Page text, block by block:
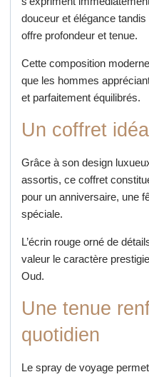
douceur et élégance
offre profondeur et tenue.
Cette composition
que les hommes
et parfaitement équilibrés.
Un coffret
Grâce à son design
assortis, ce coffret
pour un anniversaire, une
spéciale.
L’écrin rouge orné de
valeur le caractère
Oud.
Une tenue
quotidien
Le spray de voyage